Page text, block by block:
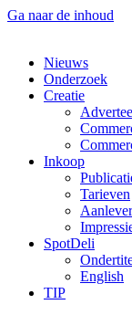
Ga naar de inhoud
Nieuws
Onderzoek
Creatie
Inkoop
Tarieven
SpotDeli
English
TIP